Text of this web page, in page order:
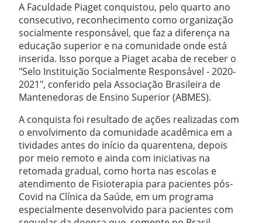
A Faculdade Piaget conquistou, pelo quarto ano
consecutivo, reconhecimento como organização
socialmente responsável, que faz a diferença na
educação superior e na comunidade onde está
inserida. Isso porque a Piaget acaba de receber o
"Selo Instituição Socialmente Responsável - 2020-
2021", conferido pela Associação Brasileira de
Mantenedoras de Ensino Superior (ABMES).
A conquista foi resultado de ações realizadas com
o envolvimento da comunidade acadêmica em a
tividades antes do início da quarentena, depois
por meio remoto e ainda com iniciativas na
retomada gradual, como horta nas escolas e
atendimento de Fisioterapia para pacientes pós-
Covid na Clínica da Saúde, em um programa
especialmente desenvolvido para pacientes com